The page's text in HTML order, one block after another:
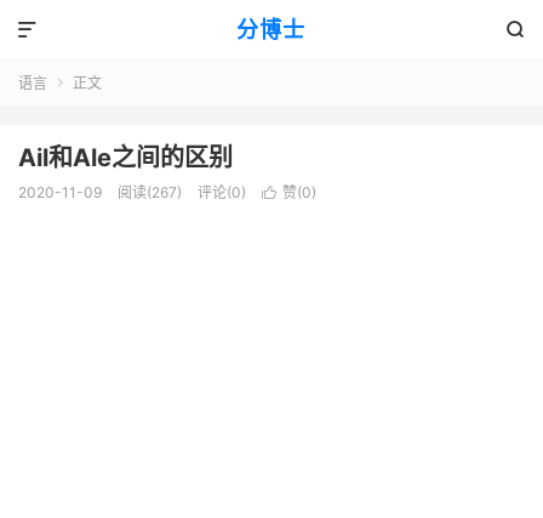
分博士 

语言  正文
Ail和Ale之间的区别
2020-11-09 阅读(267) 评论(0)  赞(0)